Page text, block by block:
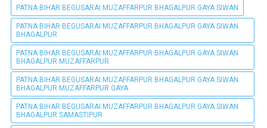
PATNA BIHAR BEGUSARAI MUZAFFARPUR BHAGALPUR GAYA SIWAN
PATNA BIHAR BEGUSARAI MUZAFFARPUR BHAGALPUR GAYA SIWAN
BHAGALPUR
PATNA BIHAR BEGUSARAI MUZAFFARPUR BHAGALPUR GAYA SIWAN
BHAGALPUR MUZAFFARPUR
PATNA BIHAR BEGUSARAI MUZAFFARPUR BHAGALPUR GAYA SIWAN
BHAGALPUR MUZAFFARPUR GAYA
PATNA BIHAR BEGUSARAI MUZAFFARPUR BHAGALPUR GAYA SIWAN
BHAGALPUR SAMASTIPUR